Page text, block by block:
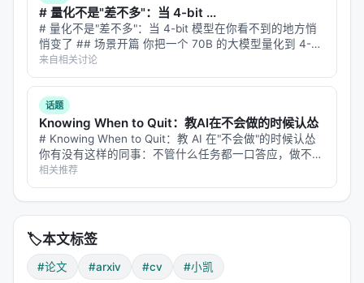
# 量化不是"差不多"：当 4-bit ...
# 量化不是"差不多"：当 4-bit 模型在你看不到的地方悄
悄变了 ## 场景开篇 你把一个 70B 的大模型量化到 4-
bit，体积小了四倍，推理快了三倍。你跑了一下
MMLU，准确率只掉了 1.5 个百分点。"差不多"——你下
了结论…
来自相关讨论
话题
Knowing When to Quit：教AI在不会做的时候认怂
# Knowing When to Quit：教 AI 在"不会做"的时候认怂
你有没有这样的同事：不管什么任务都一口答应，做不出
来的时候就开始编——报告写得天花乱坠，仔细一看数据
全是错的，逻辑链看着通顺，中间偷偷换了个概念。 现
在的 L…
相关推荐
🏷️本文标签
#论文 #arxiv #cv #小凯